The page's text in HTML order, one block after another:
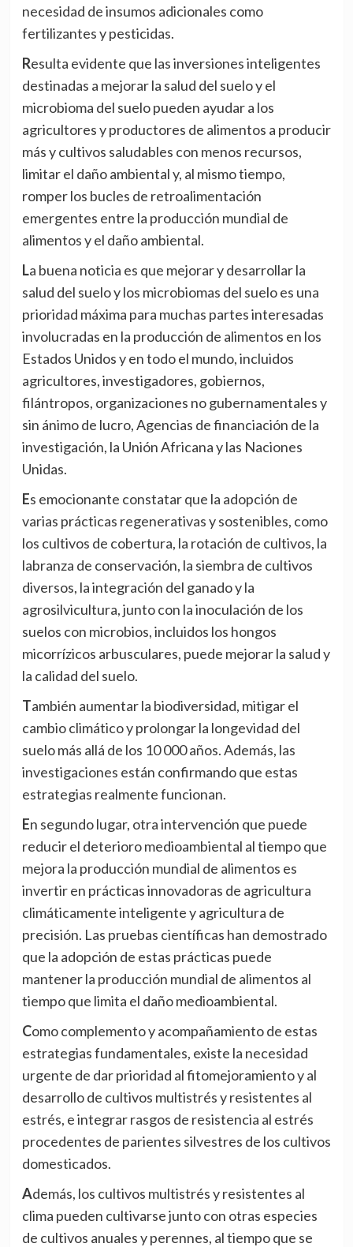
necesidad de insumos adicionales como
fertilizantes y pesticidas.
Resulta evidente que las inversiones inteligentes
destinadas a mejorar la salud del suelo y el
microbioma del suelo pueden ayudar a los
agricultores y productores de alimentos a producir
más y cultivos saludables con menos recursos,
limitar el daño ambiental y, al mismo tiempo,
romper los bucles de retroalimentación
emergentes entre la producción mundial de
alimentos y el daño ambiental.
La buena noticia es que mejorar y desarrollar la
salud del suelo y los microbiomas del suelo es una
prioridad máxima para muchas partes interesadas
involucradas en la producción de alimentos en los
Estados Unidos y en todo el mundo, incluidos
agricultores, investigadores, gobiernos,
filántropos, organizaciones no gubernamentales y
sin ánimo de lucro, Agencias de financiación de la
investigación, la Unión Africana y las Naciones
Unidas.
Es emocionante constatar que la adopción de
varias prácticas regenerativas y sostenibles, como
los cultivos de cobertura, la rotación de cultivos, la
labranza de conservación, la siembra de cultivos
diversos, la integración del ganado y la
agrosilvicultura, junto con la inoculación de los
suelos con microbios, incluidos los hongos
micorrízicos arbusculares, puede mejorar la salud y
la calidad del suelo.
También aumentar la biodiversidad, mitigar el
cambio climático y prolongar la longevidad del
suelo más allá de los 10 000 años. Además, las
investigaciones están confirmando que estas
estrategias realmente funcionan.
En segundo lugar, otra intervención que puede
reducir el deterioro medioambiental al tiempo que
mejora la producción mundial de alimentos es
invertir en prácticas innovadoras de agricultura
climáticamente inteligente y agricultura de
precisión. Las pruebas científicas han demostrado
que la adopción de estas prácticas puede
mantener la producción mundial de alimentos al
tiempo que limita el daño medioambiental.
Como complemento y acompañamiento de estas
estrategias fundamentales, existe la necesidad
urgente de dar prioridad al fitomejoramiento y al
desarrollo de cultivos multistrés y resistentes al
estrés, e integrar rasgos de resistencia al estrés
procedentes de parientes silvestres de los cultivos
domesticados.
Además, los cultivos multistrés y resistentes al
clima pueden cultivarse junto con otras especies
de cultivos anuales y perennes, al tiempo que se